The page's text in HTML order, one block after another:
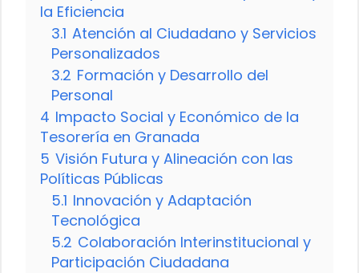
la Eficiencia
3.1 Atención al Ciudadano y Servicios
Personalizados
3.2 Formación y Desarrollo del
Personal
4 Impacto Social y Económico de la
Tesorería en Granada
5 Visión Futura y Alineación con las
Políticas Públicas
5.1 Innovación y Adaptación
Tecnológica
5.2 Colaboración Interinstitucional y
Participación Ciudadana